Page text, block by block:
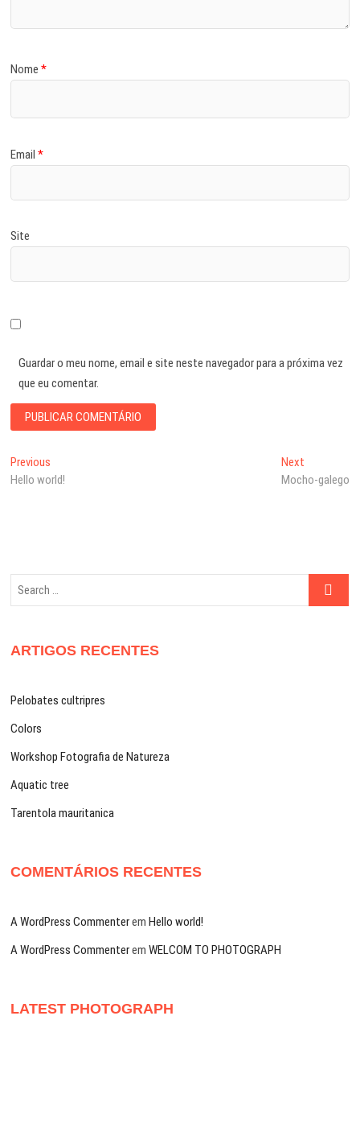
Nome*
Email*
Site
Guardar o meu nome, email e site neste navegador para a próxima vez
que eu comentar.
Navegação
de
Previous
post:
Hello world!
NextNext
post:
Mocho-galego
Search
ARTIGOS RECENTES
Pelobates cultripres
Colors
Workshop Fotografia de Natureza
Aquatic tree
Tarentola mauritanica
COMENTÁRIOS RECENTES
A WordPress CommenteremHello world!
A WordPress CommenteremWELCOM TO PHOTOGRAPH
LATEST PHOTOGRAPH